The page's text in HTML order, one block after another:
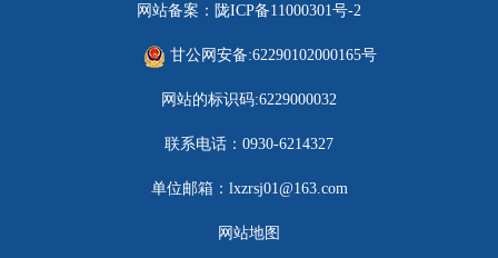
网站备案：陇ICP备11000301号-2
甘公网安备:62290102000165号
网站的标识码:6229000032
联系电话：0930-6214327
单位邮箱：lxzrsj01@163.com
网站地图